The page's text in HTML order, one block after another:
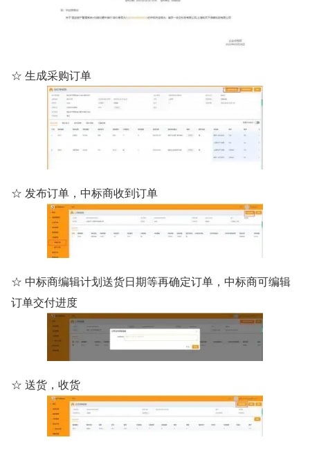
☆ 生成采购订单
☆ 发布订单，中标商收到订单
☆ 中标商编辑计划送货日期等再确定订单，中标商可编辑
订单交付进度
☆ 送货，收货